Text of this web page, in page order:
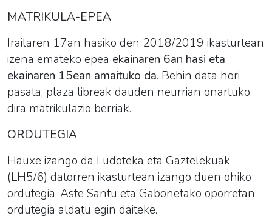
MATRIKULA-EPEA
Irailaren 17an hasiko den 2018/2019 ikasturtean
izena emateko epea ekainaren 6an hasi eta
ekainaren 15ean amaituko da. Behin data hori
pasata, plaza libreak dauden neurrian onartuko
dira matrikulazio berriak.
ORDUTEGIA
Hauxe izango da Ludoteka eta Gaztelekuak
(LH5/6) datorren ikasturtean izango duen ohiko
ordutegia. Aste Santu eta Gabonetako oporretan
ordutegia aldatu egin daiteke.